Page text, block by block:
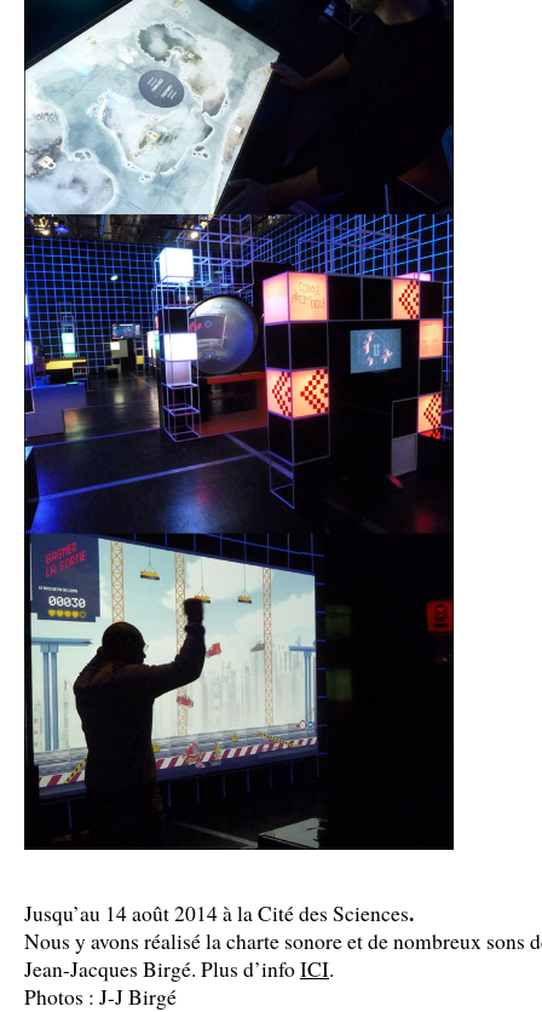
Jusqu’au 14 août 2014 à la Cité des Sciences.
Nous y avons réalisé la charte sonore et de nombreux sons
Jean-Jacques Birgé. Plus d’infoICI.
Photos : J-J Birgé